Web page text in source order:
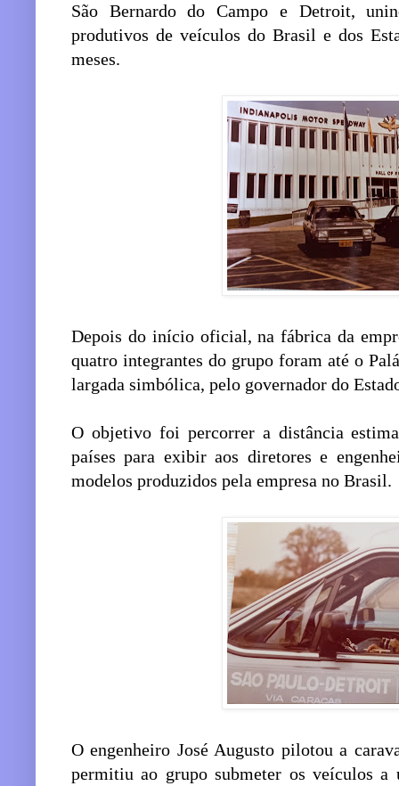
São Bernardo do Campo e Detroit,
produtivos de veículos do Brasil e dos
meses.
Depois do início oficial, na fábrica da
quatro integrantes do grupo foram até o
largada simbólica, pelo governador do
O objetivo foi percorrer a distância
países para exibir aos diretores e
modelos produzidos pela empresa no Brasil.
O engenheiro José Augusto pilotou a
permitiu ao grupo submeter os veículos a